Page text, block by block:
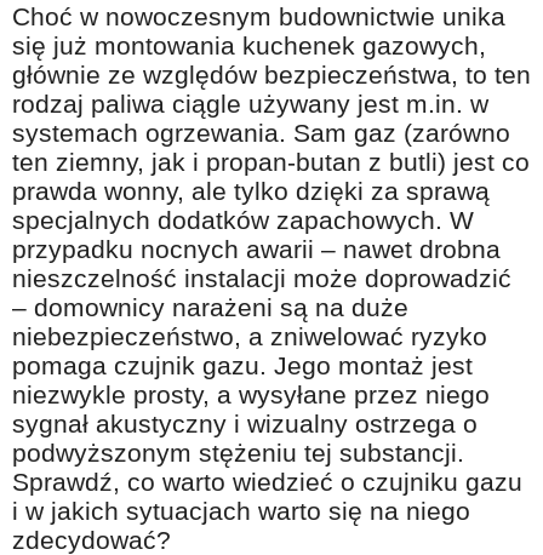
Na wesoło
Hobby i pasje
Żyj aktywnie
60plus - najcenniejsi klienci
Dobra opieka
Warto naśladować
Coś dla ducha
Smacznie i zdrowo
O finansach i społeczeństwie - edukacja nie tylko dla 60plus
Ciekawe książki
Stop samotności
Z internetem za pan brat
Bezpiecznie i w zgodzie z prawem
Choć w nowoczesnym budownictwie unika
się już montowania kuchenek gazowych,
głównie ze względów bezpieczeństwa, to ten
rodzaj paliwa ciągle używany jest m.in. w
systemach ogrzewania. Sam gaz (zarówno
ten ziemny, jak i propan-butan z butli) jest co
prawda wonny, ale tylko dzięki za sprawą
specjalnych dodatków zapachowych. W
przypadku nocnych awarii – nawet drobna
nieszczelność instalacji może doprowadzić
– domownicy narażeni są na duże
niebezpieczeństwo, a zniwelować ryzyko
pomaga czujnik gazu. Jego montaż jest
niezwykle prosty, a wysyłane przez niego
sygnał akustyczny i wizualny ostrzega o
podwyższonym stężeniu tej substancji.
Sprawdź, co warto wiedzieć o czujniku gazu
i w jakich sytuacjach warto się na niego
zdecydować?